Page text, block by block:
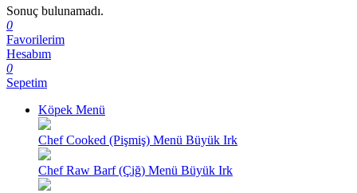
Sonuç bulunamadı.
0
Favorilerim
Hesabım
0
Sepetim
Köpek Menü
Chef Cooked (Pişmiş) Menü Büyük Irk
Chef Raw Barf (Çiğ) Menü Büyük Irk